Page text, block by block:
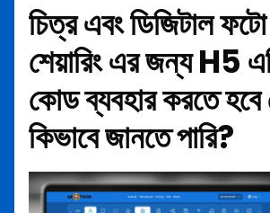
চিত্র এবং ডিজিটাল ফটো
শেয়ারিং এর জন্য H5
কোড ব্যবহার করতে হবে
কিভাবে জানতে পারি?